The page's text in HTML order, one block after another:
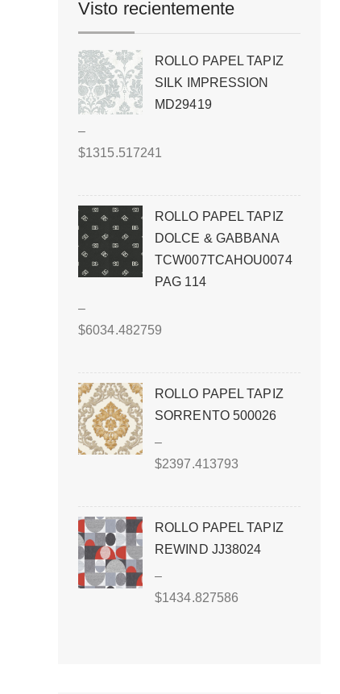
Visto recientemente
ROLLO PAPEL TAPIZ
SILK IMPRESSION
MD29419
–
$1315.517241
ROLLO PAPEL TAPIZ
DOLCE & GABBANA
TCW007TCAHOU0074
PAG 114
–
$6034.482759
ROLLO PAPEL TAPIZ
SORRENTO 500026
–
$2397.413793
ROLLO PAPEL TAPIZ
REWIND JJ38024
–
$1434.827586